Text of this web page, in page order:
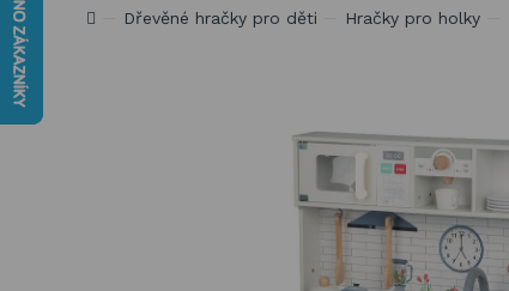
na zahradní nábytek
Houpačky a závěsné systémy
Venkovní hry a hračky pro děti
Jsme experti na zastínění a venkovní zábavu
Dřevěné hračky pro děti Hračky pro holky